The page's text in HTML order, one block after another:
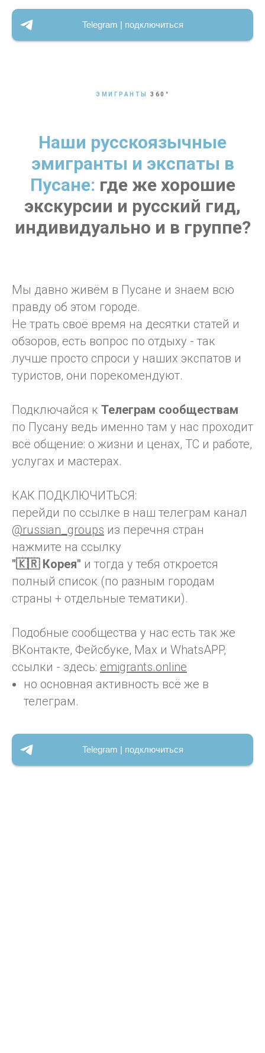
Telegram | подключиться
ЭМИГРАНТЫ 360 °
Наши русскоязычные
эмигранты и экспаты в
Пусане: где же хорошие
экскурсии и русский гид,
индивидуально и в группе?
Мы давно живём в Пусане и знаем всю
правду об этом городе.
Не трать своё время на десятки статей и
обзоров, есть вопрос по отдыху - так
лучше просто спроси у наших экспатов и
туристов, они порекомендуют.
Подключайся к Телеграм сообществам
по Пусану ведь именно там у нас проходит
всё общение: о жизни и ценах, ТС и работе,
услугах и мастерах.
КАК ПОДКЛЮЧИТЬСЯ:
перейди по ссылке в наш телеграм канал
@russian_groups из перечня стран
нажмите на ссылку
"🇰🇷 Корея" и тогда у тебя откроется
полный список (по разным городам
страны + отдельные тематики).
Подобные сообщества у нас есть так же
ВКонтакте, Фейсбуке, Max и WhatsAPP,
ссылки - здесь: emigrants.online
но основная активность всё же в
телеграм.
Telegram | подключиться